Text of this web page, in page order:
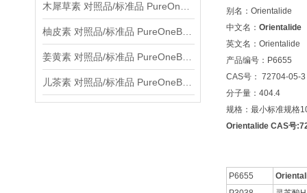
别名：Orientalide
中文名： Orientalide
英文名：Orientalide
产品编号：P6655
CAS号： 72704-05-3
分子量：404.4
规格：最小标准规格
Orientalide CAS号
P6655